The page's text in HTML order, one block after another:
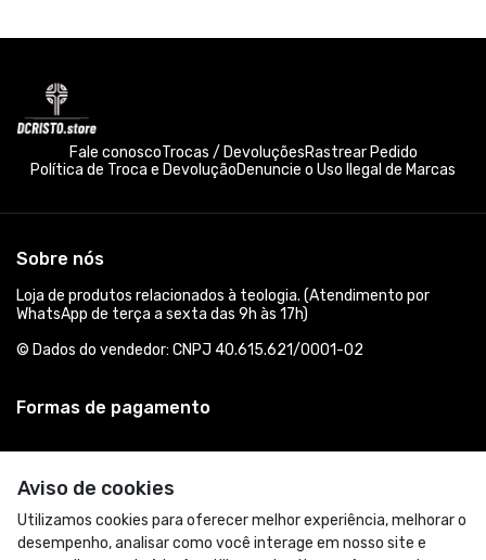
Aviso de cookies
Utilizamos cookies para oferecer melhor experiência, melhorar o
desempenho, analisar como você interage em nosso site e
Fale conoscoTrocas / DevoluçõesRastrear Pedido
Política de Troca e DevoluçãoDenuncie o Uso Ilegal de Marcas
Sobre nós
Loja de produtos relacionados à teologia. (Atendimento por
WhatsApp de terça a sexta das 9h às 17h)
© Dados do vendedor: CNPJ 40.615.621/0001-02
Formas de pagamento